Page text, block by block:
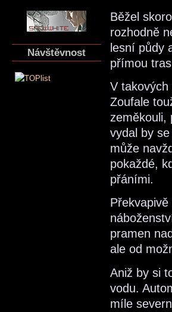
Návštěvnost
Běžel
rozhodně
lesní půdy
přímou
V
Zoufale
zeměkouli,
vydal by
může
pokaždé,
přáními.
pramen
ale od
Aniž by si
vodu.
míle